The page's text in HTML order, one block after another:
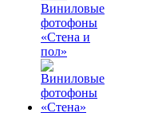
Виниловые
фотофоны
«Стена и
пол»